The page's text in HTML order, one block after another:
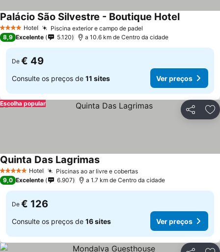
4 EstrelasHotel Piscina exterior e campo de padel
Palácio São Silvestre - Boutique Hotel
8,9 Excelente 5.120 a 10.6 km de Centro da cidade
De € 49
Consulte os preços de 11 sites Ver preços
Partilhar
Escolha popular
5 Estrelas Hotel Piscinas ao ar livre e cobertas
Quinta Das Lagrimas
9,0 Excelente 6.907 a 1.7 km de Centro da cidade
De € 126
Consulte os preços de 16 sites Ver preços